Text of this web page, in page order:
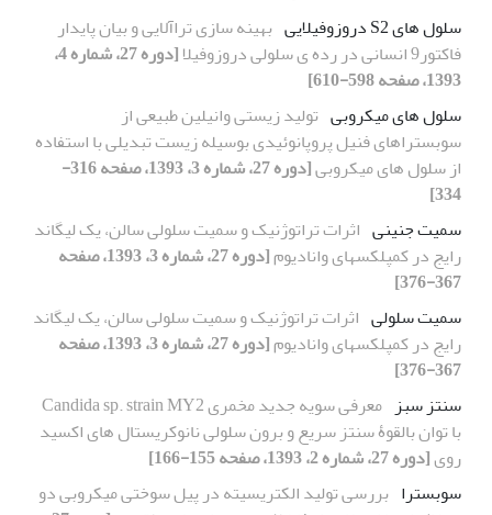
سلول های S2 دروزوفیلایی
بهینه سازی تراآلایی و بیان پایدار
فاکتور9 انسانی در رده ی سلولی دروزوفیلا
[دوره 27، شماره 4،
1393، صفحه 598-610]
سلول های میکروبی تولید زیستی وانیلین طبیعی از
سوبستراهای فنیل پروپانوئیدی بوسیله زیست تبدیلی با استفاده
از سلول های میکروبی
[دوره 27، شماره 3، 1393، صفحه 316-
334]
سمیت جنینی اثرات تراتوژنیک و سمیت سلولی سالن، یک لیگاند
رایج در کمپلکسهای وانادیوم
[دوره 27، شماره 3، 1393، صفحه
367-376]
سمیت سلولی اثرات تراتوژنیک و سمیت سلولی سالن، یک لیگاند
رایج در کمپلکسهای وانادیوم
[دوره 27، شماره 3، 1393، صفحه
367-376]
سنتز سبز
معرفی سویه جدید مخمری Candida sp. strain MY2
با توان بالقوۀ سنتز سریع و برون سلولی نانوکریستال های اکسید
روی[دوره 27، شماره 2، 1393، صفحه 155-166]
سوبسترا بررسی تولید الکتریسیته در پیل سوختی میکروبی دو